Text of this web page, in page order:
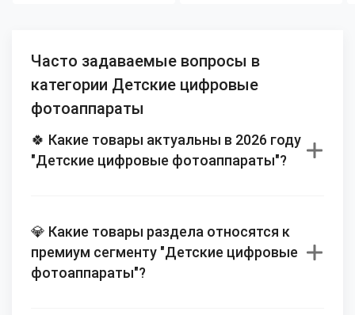
Часто задаваемые вопросы в
категории Детские цифровые
фотоаппараты
🍀 Какие товары актуальны в 2026 году
"Детские цифровые фотоаппараты"?
💎 Какие товары раздела относятся к
премиум сегменту "Детские цифровые
фотоаппараты"?